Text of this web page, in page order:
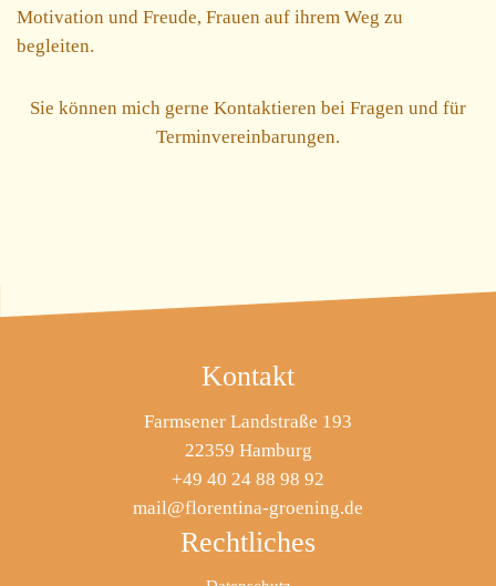
Motivation und Freude, Frauen auf ihrem Weg zu
begleiten.
Sie können mich gerne Kontaktieren bei Fragen und für
Terminvereinbarungen.
Kontakt
Farmsener Landstraße 193
22359 Hamburg
+49 40 24 88 98 92
mail@florentina-groening.de
Rechtliches